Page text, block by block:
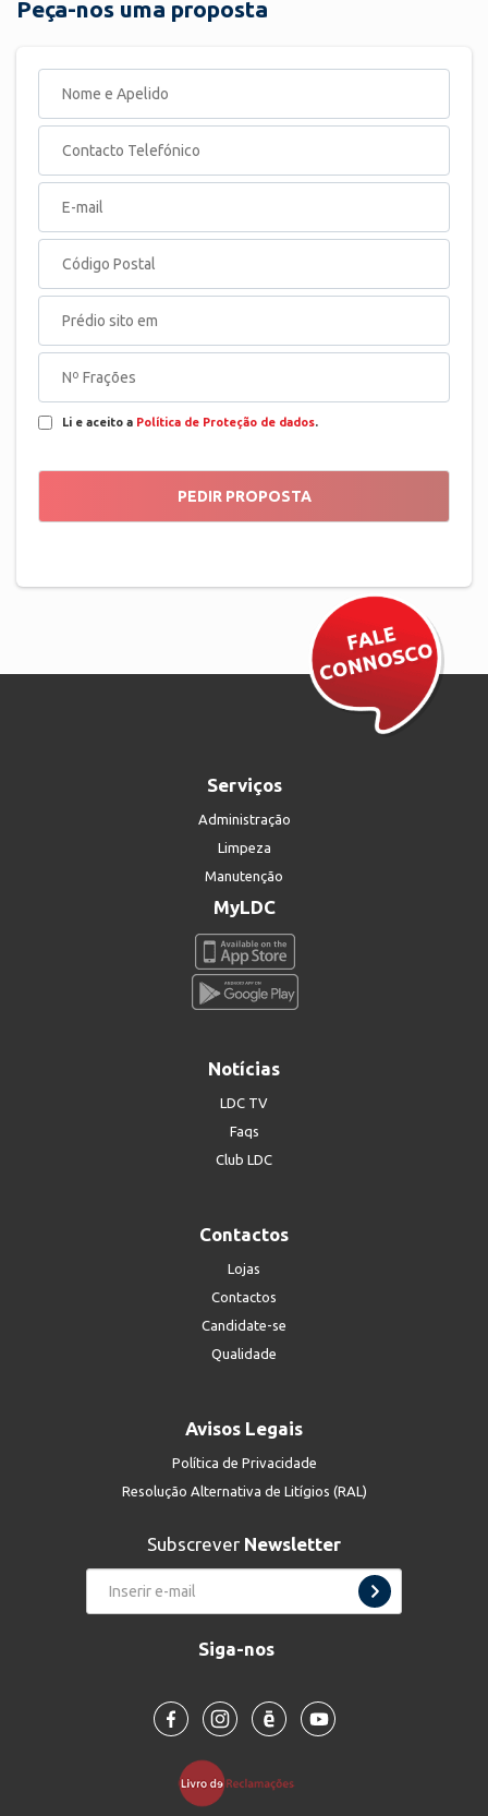
Peça-nos uma proposta
Li e aceito a Política de Proteção de dados.
Serviços
Administração
Limpeza
Manutenção
MyLDC
Notícias
LDC TV
Faqs
Club LDC
Contactos
Lojas
Contactos
Candidate-se
Qualidade
Avisos Legais
Política de Privacidade
Resolução Alternativa de Litígios (RAL)
Subscrever Newsletter
Siga-nos